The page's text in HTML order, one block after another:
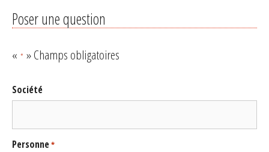
Poser une question
« * » Champs obligatoires
Société
Personne*